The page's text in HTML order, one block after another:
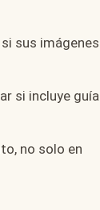
sus imágenes
si incluye guía
no solo en